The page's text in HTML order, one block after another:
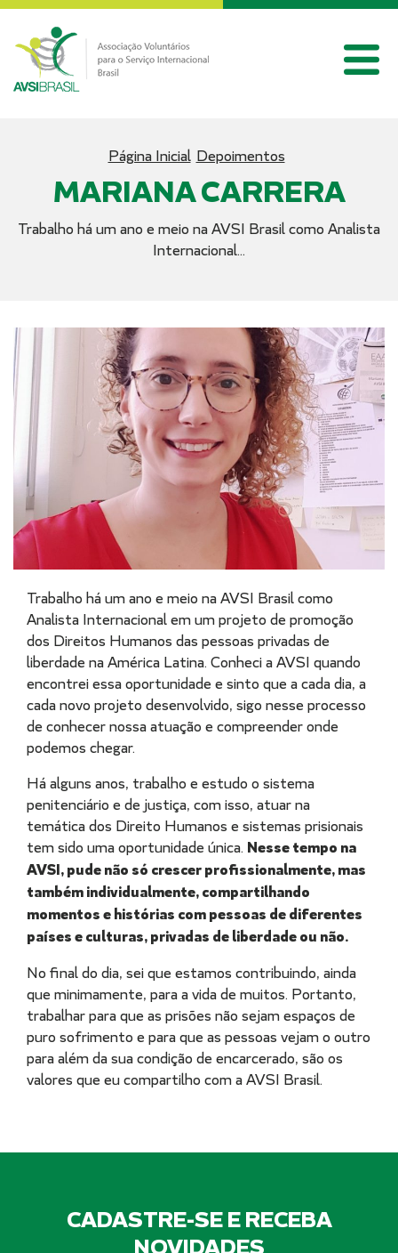
Página Inicial Depoimentos
MARIANA CARRERA
Trabalho há um ano e meio na AVSI Brasil como Analista
Internacional...
Trabalho há um ano e meio na AVSI Brasil como
Analista Internacional em um projeto de promoção
dos Direitos Humanos das pessoas privadas de
liberdade na América Latina. Conheci a AVSI quando
encontrei essa oportunidade e sinto que a cada dia, a
cada novo projeto desenvolvido, sigo nesse processo
de conhecer nossa atuação e compreender onde
podemos chegar.
Há alguns anos, trabalho e estudo o sistema
penitenciário e de justiça, com isso, atuar na
temática dos Direito Humanos e sistemas prisionais
tem sido uma oportunidade única. Nesse tempo na
AVSI, pude não só crescer profissionalmente, mas
também individualmente, compartilhando
momentos e histórias com pessoas de diferentes
países e culturas, privadas de liberdade ou não.
No final do dia, sei que estamos contribuindo, ainda
que minimamente, para a vida de muitos. Portanto,
trabalhar para que as prisões não sejam espaços de
puro sofrimento e para que as pessoas vejam o outro
para além da sua condição de encarcerado, são os
valores que eu compartilho com a AVSI Brasil.
CADASTRE-SE E RECEBA